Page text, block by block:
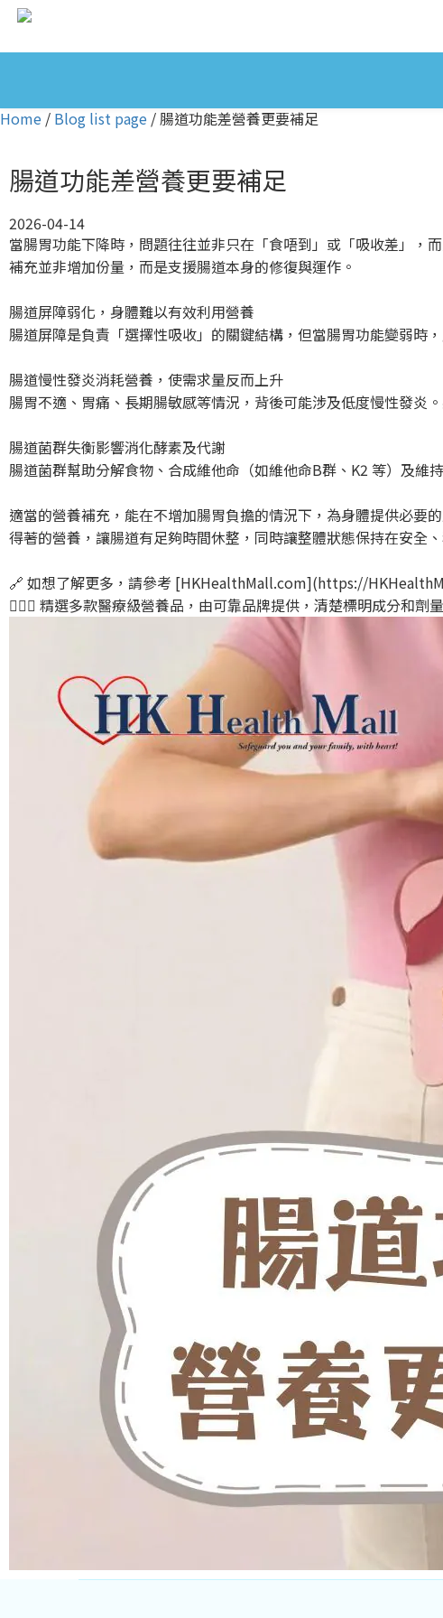
Home / Blog list page /腸道功能差營養更要補足
腸道功能差營養更要補足
2026-04-14
當腸胃功能下降時，問題往往並非只在「食唔到」或「吸收差」，
補充並非增加份量，而是支援腸道本身的修復與運作。
腸道屏障弱化，身體難以有效利用營養
腸道屏障是負責「選擇性吸收」的關鍵結構，但當腸胃功能變弱時
腸道慢性發炎消耗營養，使需求量反而上升
腸胃不適、胃痛、長期腸敏感等情況，背後可能涉及低度慢性發炎
腸道菌群失衡影響消化酵素及代謝
腸道菌群幫助分解食物、合成維他命（如維他命B群、K2 等）及維
適當的營養補充，能在不增加腸胃負擔的情況下，為身體提供必要
得著的營養，讓腸道有足夠時間休整，同時讓整體狀態保持在安全
🔗 如想了解更多，請參考 [HKHealthMall.com](https://
💁🏻‍♀️ 精選多款醫療級營養品，由可靠品牌提供，清楚標明成分和劑